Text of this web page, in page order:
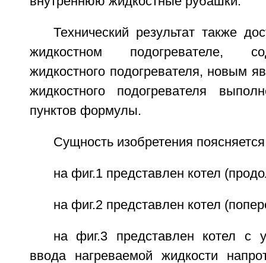
Технический результат также
жидкостном подогревателе,
жидкостного подогревателя, новым
жидкостного подогревателя
пунктов формулы.
Сущность изобретения
на фиг.1 представлен котел
на фиг.2 представлен котел
на фиг.3 представлен котел с
ввода нагреваемой жидкости